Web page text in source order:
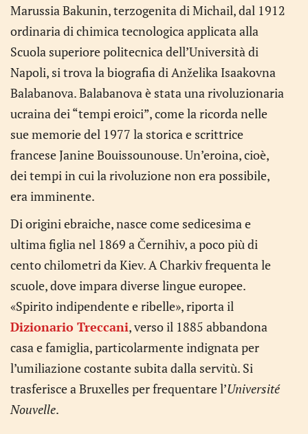
Marussia Bakunin, terzogenita di Michail, dal 1912
ordinaria di chimica tecnologica applicata alla
Scuola superiore politecnica dell’Università di
Napoli, si trova la biografia di Anželika Isaakovna
Balabanova. Balabanova è stata una rivoluzionaria
ucraina dei “tempi eroici”, come la ricorda nelle
sue memorie del 1977 la storica e scrittrice
francese Janine Bouissounouse. Un’eroina, cioè,
dei tempi in cui la rivoluzione non era possibile,
era imminente.
Di origini ebraiche, nasce come sedicesima e
ultima figlia nel 1869 a Černihiv, a poco più di
cento chilometri da Kiev. A Charkiv frequenta le
scuole, dove impara diverse lingue europee.
«Spirito indipendente e ribelle», riporta il
Dizionario Treccani, verso il 1885 abbandona
casa e famiglia, particolarmente indignata per
l’umiliazione costante subita dalla servitù. Si
trasferisce a Bruxelles per frequentare l’Université
Nouvelle.